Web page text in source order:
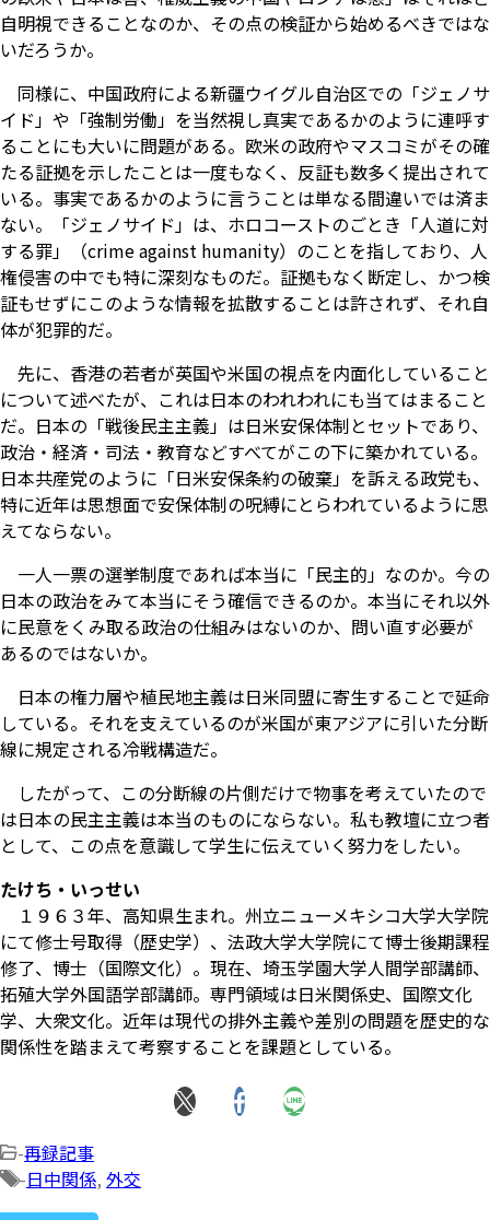
自明視できることなのか、その点の検証から始めるべきではな
いだろうか。
同様に、中国政府による新疆ウイグル自治区での「ジェノサ
イド」や「強制労働」を当然視し真実であるかのように連呼す
ることにも大いに問題がある。欧米の政府やマスコミがその確
たる証拠を示したことは一度もなく、反証も数多く提出されて
いる。事実であるかのように言うことは単なる間違いでは済ま
ない。「ジェノサイド」は、ホロコーストのごとき「人道に対
する罪」（crime against humanity）のことを指しており、人
権侵害の中でも特に深刻なものだ。証拠もなく断定し、かつ検
証もせずにこのような情報を拡散することは許されず、それ自
体が犯罪的だ。
先に、香港の若者が英国や米国の視点を内面化していること
について述べたが、これは日本のわれわれにも当てはまること
だ。日本の「戦後民主主義」は日米安保体制とセットであり、
政治・経済・司法・教育などすべてがこの下に築かれている。
日本共産党のように「日米安保条約の破棄」を訴える政党も、
特に近年は思想面で安保体制の呪縛にとらわれているように思
えてならない。
一人一票の選挙制度であれば本当に「民主的」なのか。今の
日本の政治をみて本当にそう確信できるのか。本当にそれ以外
に民意をくみ取る政治の仕組みはないのか、問い直す必要が
あるのではないか。
日本の権力層や植民地主義は日米同盟に寄生することで延命
している。それを支えているのが米国が東アジアに引いた分断
線に規定される冷戦構造だ。
したがって、この分断線の片側だけで物事を考えていたので
は日本の民主主義は本当のものにならない。私も教壇に立つ者
として、この点を意識して学生に伝えていく努力をしたい。
たけち・いっせい
１９６３年、高知県生まれ。州立ニューメキシコ大学大学院
にて修士号取得（歴史学）、法政大学大学院にて博士後期課程
修了、博士（国際文化）。現在、埼玉学園大学人間学部講師、
拓殖大学外国語学部講師。専門領域は日米関係史、国際文化
学、大衆文化。近年は現代の排外主義や差別の問題を歴史的な
関係性を踏まえて考察することを課題としている。
-再録記事
-日中関係, 外交